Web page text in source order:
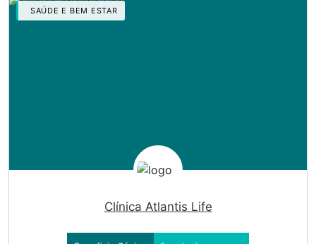
SAÚDE E BEM ESTAR
Clínica Atlantis Life